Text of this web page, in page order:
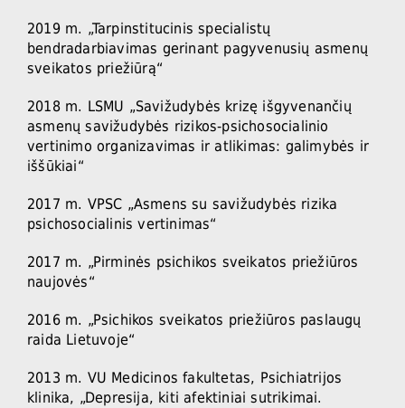
2019 m. „Tarpinstitucinis specialistų
bendradarbiavimas gerinant pagyvenusių asmenų
sveikatos priežiūrą“
2018 m. LSMU „Savižudybės krizę išgyvenančių
asmenų savižudybės rizikos-psichosocialinio
vertinimo organizavimas ir atlikimas: galimybės ir
iššūkiai“
2017 m. VPSC „Asmens su savižudybės rizika
psichosocialinis vertinimas“
2017 m. „Pirminės psichikos sveikatos priežiūros
naujovės“
2016 m. „Psichikos sveikatos priežiūros paslaugų
raida Lietuvoje“
2013 m. VU Medicinos fakultetas, Psichiatrijos
klinika, „Depresija, kiti afektiniai sutrikimai.